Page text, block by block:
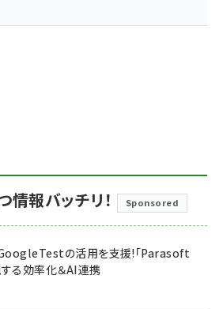
報バッチリ！ Sponsored
の活用を支援!「Parasoft
る効率化＆AI連携